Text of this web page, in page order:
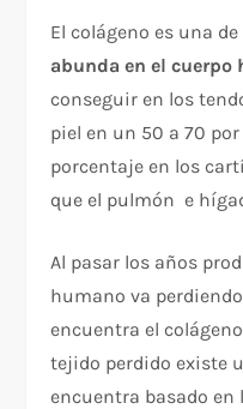
El colágeno es una de
abunda en el cuerpo
conseguir en los
piel en un 50 a 70
porcentaje en los
que el pulmón e
Al pasar los años
humano va
encuentra el
tejido perdido existe
encuentra basado